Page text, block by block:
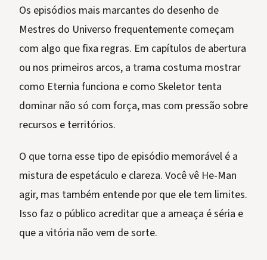
Os episódios mais marcantes do desenho de
Mestres do Universo frequentemente começam
com algo que fixa regras. Em capítulos de abertura
ou nos primeiros arcos, a trama costuma mostrar
como Eternia funciona e como Skeletor tenta
dominar não só com força, mas com pressão sobre
recursos e territórios.
O que torna esse tipo de episódio memorável é a
mistura de espetáculo e clareza. Você vê He-Man
agir, mas também entende por que ele tem limites.
Isso faz o público acreditar que a ameaça é séria e
que a vitória não vem de sorte.